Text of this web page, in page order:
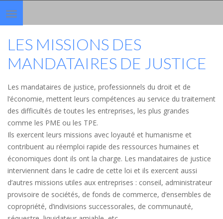
Toggle
navigation
LES MISSIONS DES
MANDATAIRES DE JUSTICE
Les mandataires de justice, professionnels du droit et de
l’économie, mettent leurs compétences au service du traitement
des difficultés de toutes les entreprises, les plus grandes
comme les PME ou les TPE.
Ils exercent leurs missions avec loyauté et humanisme et
contribuent au réemploi rapide des ressources humaines et
économiques dont ils ont la charge. Les mandataires de justice
interviennent dans le cadre de cette loi et ils exercent aussi
d’autres missions utiles aux entreprises : conseil, administrateur
provisoire de sociétés, de fonds de commerce, d’ensembles de
copropriété, d’indivisions successorales, de communauté,